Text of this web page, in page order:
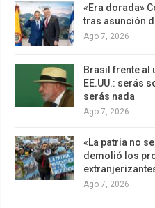
«Era dorada»
tras asunción
Ago 7, 2026
Brasil frente al
EE.UU.: serás
serás nada
Ago 7, 2026
«La patria no
demolió los
Ago 7, 2026